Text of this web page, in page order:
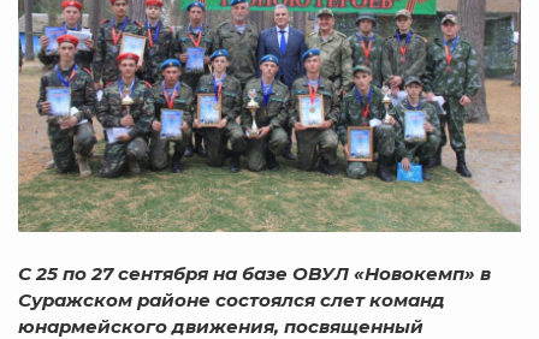
С 25 по 27 сентября на базе ОВУЛ «Новокемп» в
Суражском районе состоялся слет команд
юнармейского движения, посвященный